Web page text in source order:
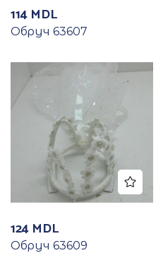
114 MDL
Обруч 63607
124 MDL
Обруч 63609